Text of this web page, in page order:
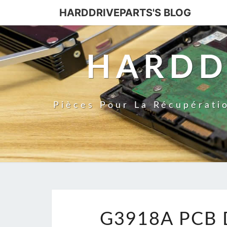
HARDDRIVEPARTS'S BLOG
Pièces Pour La
G3918A PCB